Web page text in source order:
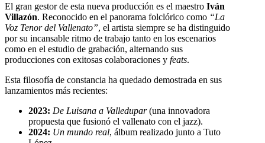
El gran gestor de esta nueva producción es el maestro Iván
Villazón. Reconocido en el panorama folclórico como “La
Voz Tenor del Vallenato”, el artista siempre se ha distinguido
por su incansable ritmo de trabajo tanto en los escenarios
como en el estudio de grabación, alternando sus
producciones con exitosas colaboraciones y feats.
Esta filosofía de constancia ha quedado demostrada en sus
lanzamientos más recientes:
2023: De Luisana a Valledupar(una innovadora
propuesta que fusionó el vallenato con el jazz).
2024: Un mundo real, álbum realizado junto a Tuto